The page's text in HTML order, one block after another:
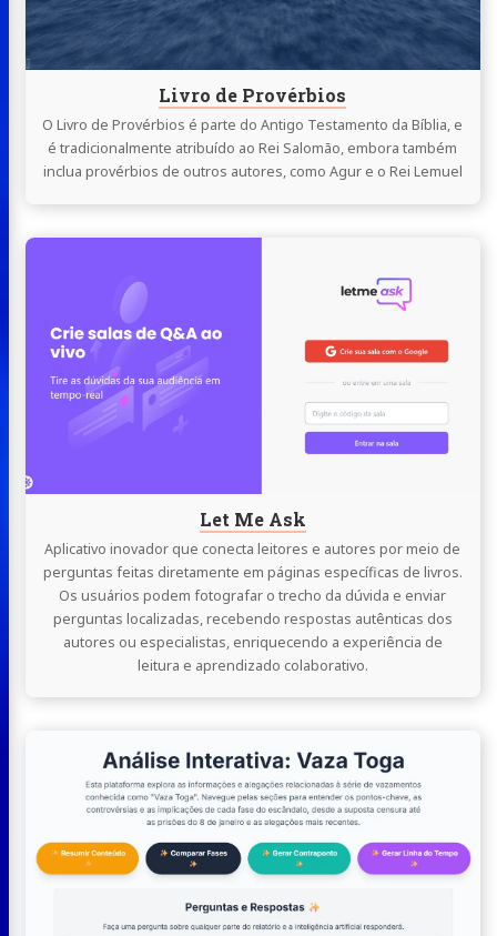
Livro de Provérbios
O Livro de Provérbios é parte do Antigo Testamento da Bíblia, e
é tradicionalmente atribuído ao Rei Salomão, embora também
inclua provérbios de outros autores, como Agur e o Rei Lemuel
Let Me Ask
Aplicativo inovador que conecta leitores e autores por meio de
perguntas feitas diretamente em páginas específicas de livros.
Os usuários podem fotografar o trecho da dúvida e enviar
perguntas localizadas, recebendo respostas autênticas dos
autores ou especialistas, enriquecendo a experiência de
leitura e aprendizado colaborativo.
Continue